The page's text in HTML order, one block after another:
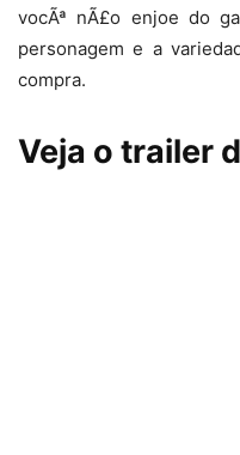
vocÃª nÃ£o enjoe do
personagem e a
compra.
Veja o trailer